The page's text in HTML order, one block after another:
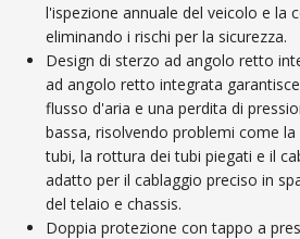
l'ispezione annuale del veicolo e la
eliminando i rischi per la sicurezza.
Design di sterzo ad angolo retto
ad angolo retto integrata
flusso d'aria e una perdita di
bassa, risolvendo problemi come
tubi, la rottura dei tubi piegati e il
adatto per il cablaggio preciso in
del telaio e chassis.
Doppia protezione con tappo a